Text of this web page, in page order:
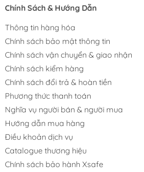
Chính Sách & Hướng Dẫn
Thông tin hàng hóa
Chính sách bảo mật thông tin
Chính sách vận chuyển & giao nhận
Chính sách kiểm hàng
Chính sách đổi trả & hoàn tiền
Phương thức thanh toán
Nghĩa vụ người bán & người mua
Hướng dẫn mua hàng
Điều khoản dịch vụ
Catalogue thương hiệu
Chính sách bảo hành Xsafe